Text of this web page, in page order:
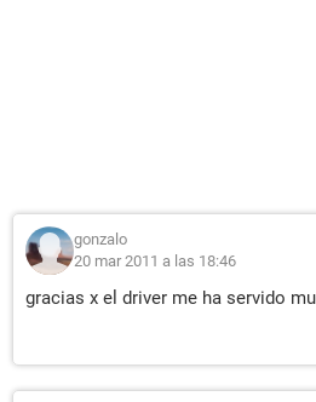
gonzalo
20 mar 2011 a las 18:46
gracias x el driver me ha servido